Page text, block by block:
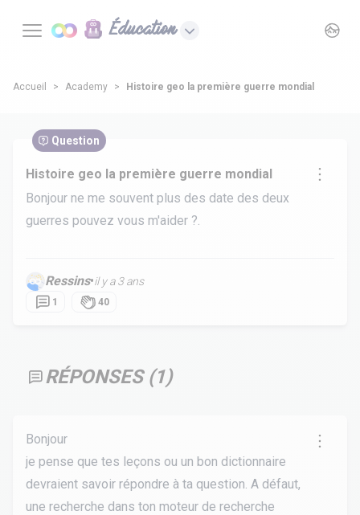
Éducation
Accueil Academy Histoire geo la première guerre mondial
Question
Histoire geo la première guerre mondial
Bonjour ne me souvent plus des date des deux
guerres pouvez vous m'aider ?.
Ressins•il y a 3 ans
1 40
RÉPONSES (1)
Bonjour
je pense que tes leçons ou un bon dictionnaire
devraient savoir répondre à ta question. A défaut,
une recherche dans ton moteur de recherche